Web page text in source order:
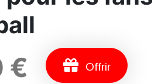
€ Offrir